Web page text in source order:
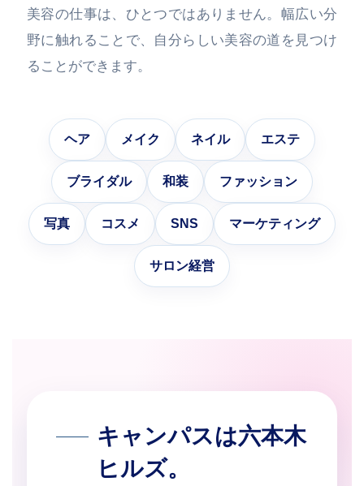
美容の仕事は、ひとつではありません。幅広い分
野に触れることで、自分らしい美容の道を見つけ
ることができます。
ヘア メイク ネイル エステ
ブライダル 和装 ファッション
写真 コスメ SNS マーケティング
サロン経営
キャンパスは六本木
ヒルズ。